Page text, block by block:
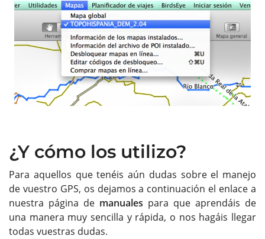
¿Y cómo los utilizo?
Para aquellos que tenéis aún dudas sobre el manejo
de vuestro GPS, os dejamos a continuación el enlace a
nuestra página de manuales para que aprendáis de
una manera muy sencilla y rápida, o nos hagáis llegar
todas vuestras dudas.